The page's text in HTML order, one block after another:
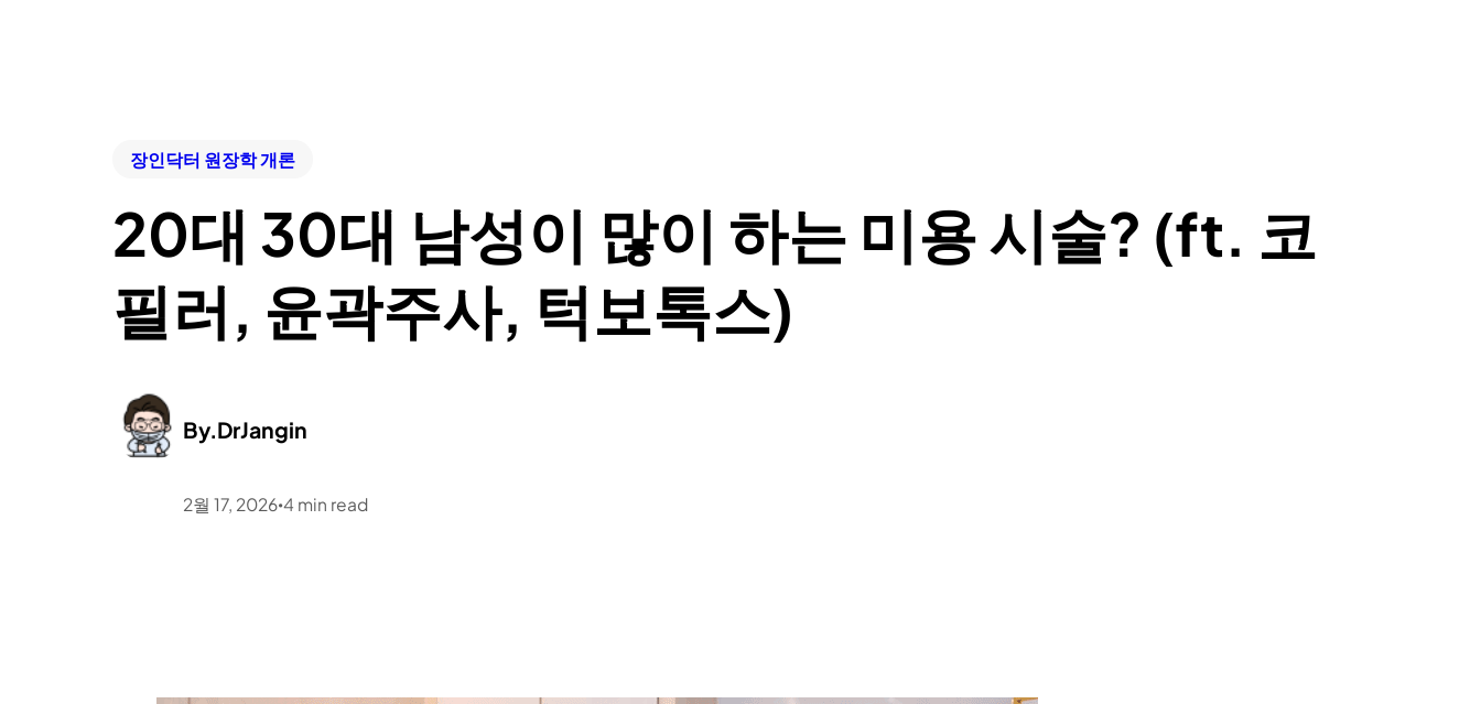
장인닥터 원장학 개론
20대 30대 남성이 많이 하는 미용 시술? (ft. 코
필러, 윤곽주사, 턱보톡스)
By.DrJangin
2월 17, 2026•4 min read